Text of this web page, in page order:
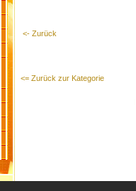
<- Zurück
<= Zurück zur Kategorie